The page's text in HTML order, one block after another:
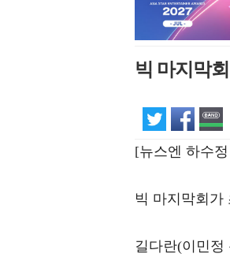
빅 마지막
[뉴스엔 하수
빅 마지막회가
길다란(이민정